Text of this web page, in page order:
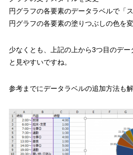
円グラフの各要素のデータラベルで「
円グラフの各要素の塗りつぶしの色を
少なくとも、上記の上から3つ目のデー
と見やすいですね。
参考までにデータラベルの追加方法も